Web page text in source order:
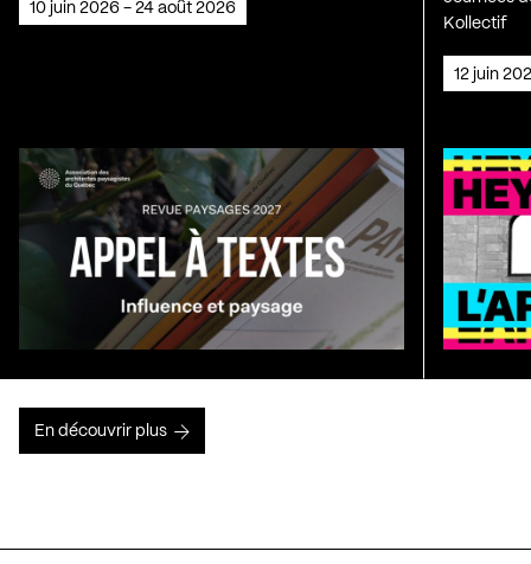
10 juin 2026 - 24 août 2026
Kollectif
12 juin
En découvrir plus